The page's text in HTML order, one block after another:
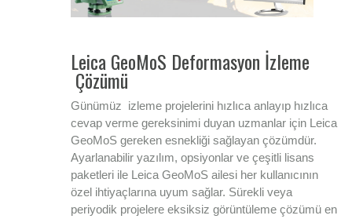
Leica GeoMoS Deformasyon İzleme
Çözümü
Günümüz izleme projelerini hızlıca anlayıp hızlıca
cevap verme gereksinimi duyan uzmanlar için Leica
GeoMoS gereken esnekliği sağlayan çözümdür.
Ayarlanabilir yazılım, opsiyonlar ve çeşitli lisans
paketleri ile Leica GeoMoS ailesi her kullanıcının
özel ihtiyaçlarına uyum sağlar. Sürekli veya
periyodik projelere eksiksiz görüntüleme çözümü en